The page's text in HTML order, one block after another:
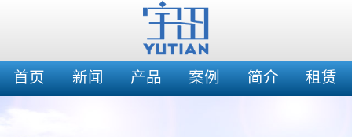
首页 新闻 产品 案例 简介 租赁